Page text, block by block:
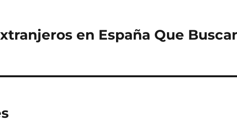
en España Que